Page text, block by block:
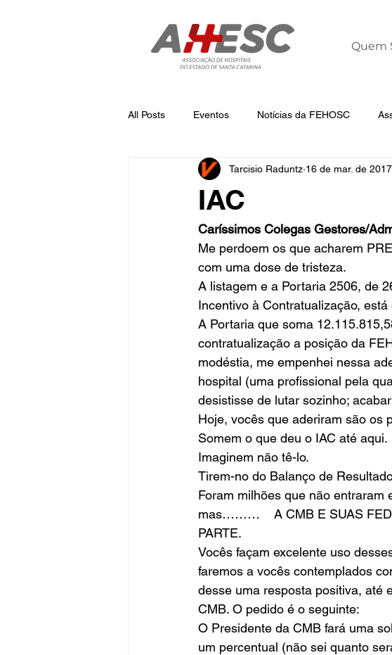
Quem
All Posts Eventos Notícias da FEHOSC
Notícias da AHESC Liderança
IAC
Tarcisio Raduntz 16 de mar. de 2017
Caríssimos Colegas Gestores/
Me perdoem os que acharem
com uma dose de tristeza.
A listagem e a Portaria 2506, de
Incentivo à Contratualização,
A Portaria que soma
contratualização a posição da
modéstia, me empenhei nessa
hospital (uma profissional pela
desistisse de lutar sozinho;
Hoje, vocês que aderiram são os
Somem o que deu o IAC até aqui.
Imaginem não tê-lo.
Tirem-no do Balanço de
Foram milhões que não entraram
mas………    A CMB E SUAS
PARTE.
Vocês façam excelente uso
faremos a vocês contemplados
desse uma resposta positiva, até
CMB. O pedido é o seguinte:
O Presidente da CMB fará uma
um percentual (não sei quanto